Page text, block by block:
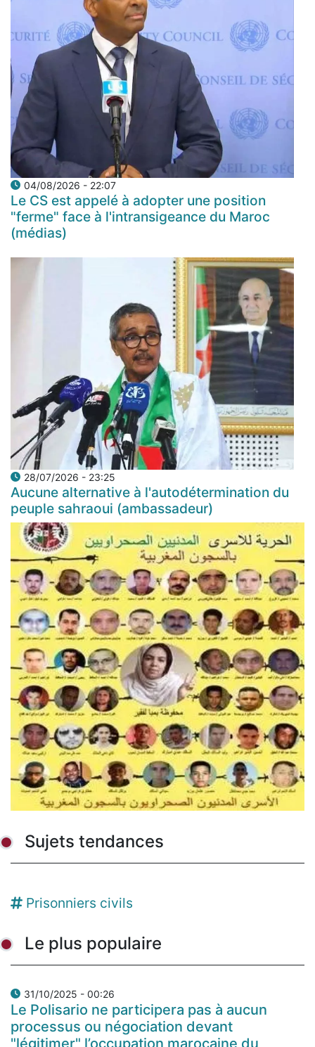
04/08/2026 - 22:07
Le CS est appelé à adopter une position
"ferme" face à l'intransigeance du Maroc
(médias)
28/07/2026 - 23:25
Aucune alternative à l'autodétermination du
peuple sahraoui (ambassadeur)
Sujets tendances
Prisonniers civils
Le plus populaire
31/10/2025 - 00:26
Le Polisario ne participera pas à aucun
processus ou négociation devant
"légitimer" l’occupation marocaine du